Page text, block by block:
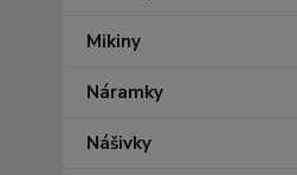
Mikiny
Náramky
Nášivky